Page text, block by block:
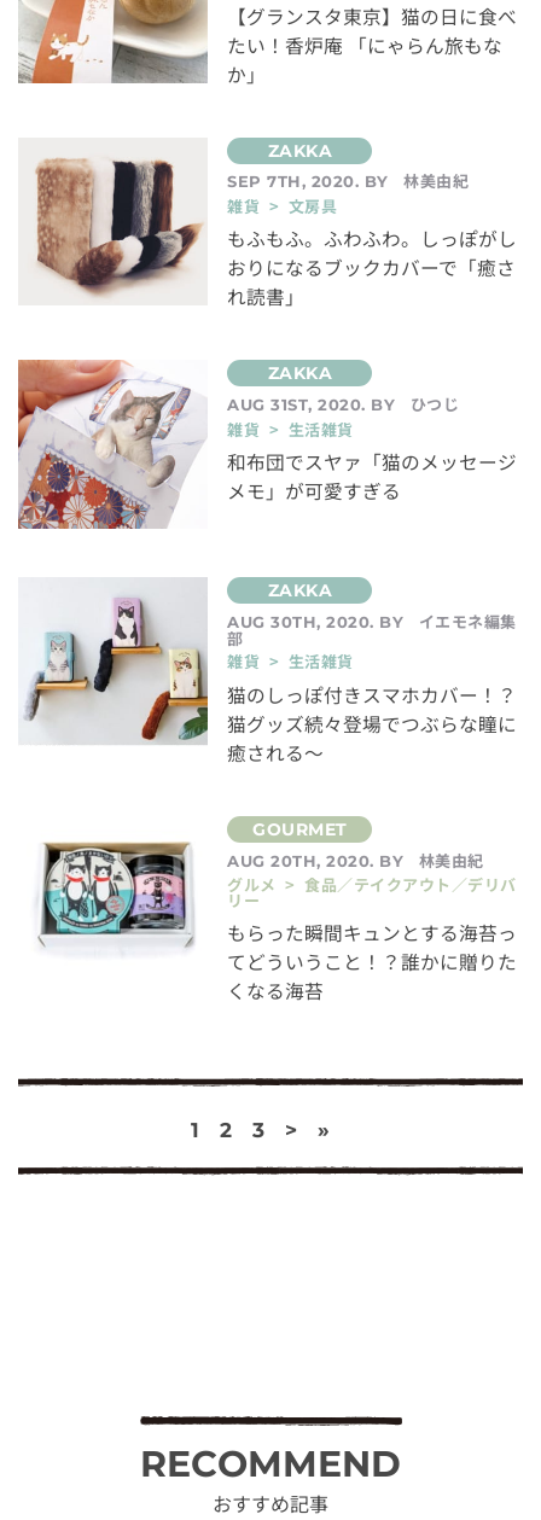
【グランスタ東京】猫の日に食べ
たい！香炉庵 「にゃらん旅もな
か」
SEP 7TH, 2020. BY
林美由紀
雑貨 > 文房具
もふもふ。ふわふわ。しっぽがし
おりになるブックカバーで「癒さ
れ読書」
AUG 31ST, 2020. BY
ひつじ
雑貨 > 生活雑貨
和布団でスヤァ「猫のメッセージ
メモ」が可愛すぎる
AUG 30TH, 2020. BY イエモネ編集
部
雑貨 > 生活雑貨
猫のしっぽ付きスマホカバー！？
猫グッズ続々登場でつぶらな瞳に
癒される～
AUG 20TH, 2020. BY
林美由紀
グルメ > 食品／テイクアウト／デリバ
リー
もらった瞬間キュンとする海苔っ
てどういうこと！？誰かに贈りた
くなる海苔
1 2 3 > »
RECOMMEND
おすすめ記事